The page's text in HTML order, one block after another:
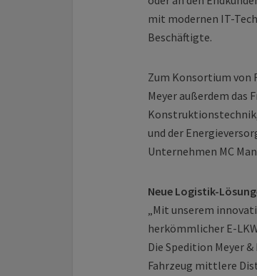
mit modernen IT-
Beschäftigte.
Zum Konsortium von
Meyer außerdem
und der
Unternehmen MC
Neue Logistik-
„Mit unserem
herkömmlicher E-
Die Spedition Meyer
Fahrzeug mittlere